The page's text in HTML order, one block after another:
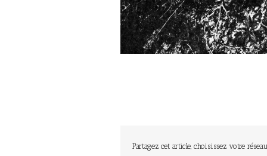
Partagez cet article, choisissez votre